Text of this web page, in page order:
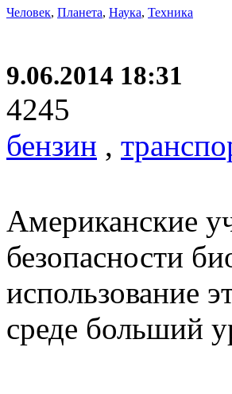
Человек, Планета, Наука, Техника
9.06.2014 18:31
4245
бензин ,
Американские
безопасности
использование
среде больший